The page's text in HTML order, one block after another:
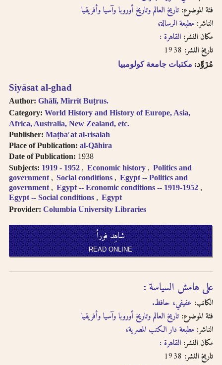
transliteration, i.e.
article “Al-“.
Diacritics on the
last letter of a word
are not included, i.e.
search for al-Kabir
not al-Kabiru.
Feminine
possessive suffix
appears as -
iyah and not as -
iyyah, i.e. search for
Hanafiyah.
written in
transliteration as -
an, i.e. search for
Tāʼ Marbūṭah is
(compound nouns).
بالفتحتين
Siyāsat al-ghad
Author: Ghālī, Mirrīt Buṭrus.
Category: World History and History of Europe, Asia,
Africa, Australia, New Zealand, etc.
Publisher: Maṭbaʹat al-risalah
Place of Publication: al-Qāhira
Date of Publication: 1938
Subjects: 1919 - 1952 Economic history
Politics and
government
Social conditions
Egypt -- Politics and
government
Egypt -- Economic conditions -- 1919-1952
Egypt -- Social conditions
Egypt
Provider: Columbia University Libraries
شاهِد فوراً
READ ONLINE
فئة الموضوع: تاريخ العالم وتاريخ أوروبا وآسيا وأفريقيا
الناشر: مطبعة الرسالة،
مكان النشر: القاهرة :
تاريخ النشر:
مُزَوِّد: مكتبات جامعة كولومبيا
على هامش السياسة :
الكاتب: عفيفي، حافظ.
فئة الموضوع: تاريخ العالم وتاريخ أوروبا وآسيا وأفريقيا
الناشر: مطبعة دار الكتب المصرية،
مكان النشر: القاهرة :
تاريخ النشر: